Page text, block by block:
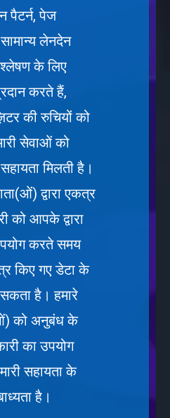
पैटर्न, पेज
लेनदेन
के लिए
करते हैं,
की रुचियों को
सेवाओं को
मिलती है।
द्वारा एकत्र
को आपके द्वारा
करते समय
किए गए डेटा के
है। हमारे
को अनुबंध के
का उपयोग
सहायता के
है।